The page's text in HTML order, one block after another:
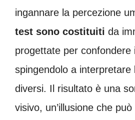
ingannare la percezione
test sono costituiti da
progettate per confondere
spingendolo a interpretare
diversi. Il risultato è una
visivo, un’illusione che